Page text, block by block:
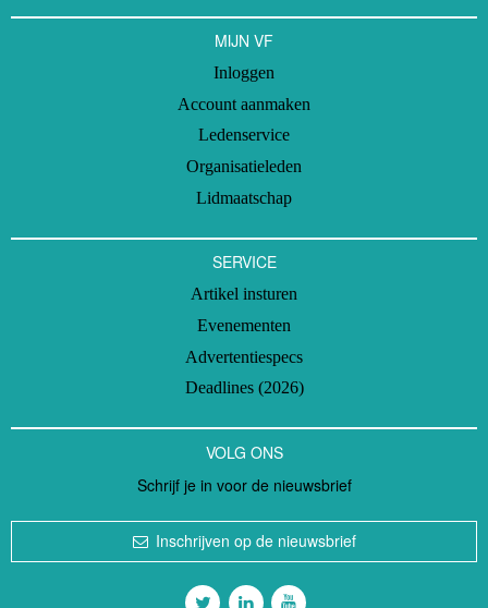
MIJN VF
Inloggen
Account aanmaken
Ledenservice
Organisatieleden
Lidmaatschap
SERVICE
Artikel insturen
Evenementen
Advertentiespecs
Deadlines (2026)
VOLG ONS
Schrijf je in voor de nieuwsbrief
Inschrijven op de nieuwsbrief